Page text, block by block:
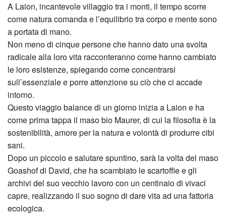
A Laion, incantevole villaggio tra i monti, il tempo scorre
come natura comanda e l’equilibrio tra corpo e mente sono
a portata di mano.
Non meno di cinque persone che hanno dato una svolta
radicale alla loro vita racconteranno come hanno cambiato
le loro esistenze, spiegando come concentrarsi
sull’essenziale e porre attenzione su ciò che ci accade
intorno.
Questo viaggio balance di un giorno inizia a Laion e ha
come prima tappa il maso bio Maurer, di cui la filosofia è la
sostenibilità, amore per la natura e volontà di produrre cibi
sani.
Dopo un piccolo e salutare spuntino, sarà la volta del maso
Goashof di David, che ha scambiato le scartoffie e gli
archivi del suo vecchio lavoro con un centinaio di vivaci
capre, realizzando il suo sogno di dare vita ad una fattoria
ecologica.